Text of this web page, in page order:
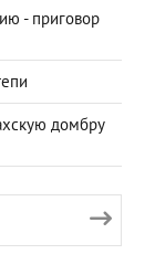
- приговор
домбру